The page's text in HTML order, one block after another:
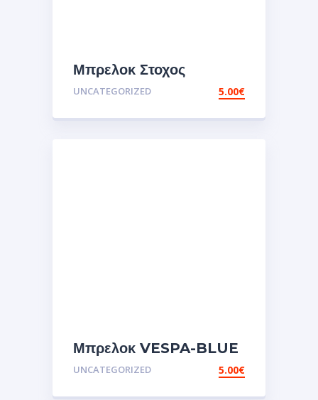
Μπρελοκ Στοχος
UNCATEGORIZED 5.00€
Μπρελοκ VESPA-BLUE
UNCATEGORIZED 5.00€